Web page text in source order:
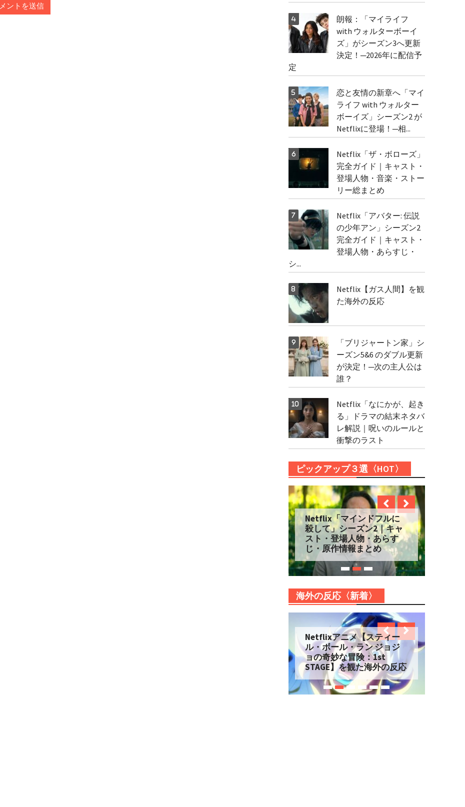
朗報：「マイライフ
with ウォルターボーイ
ズ」がシーズン3へ更新
決定！─2026年に配信予
定
恋と友情の新章へ「マイ
ライフ with ウォルター
ボーイズ」シーズン2 が
Netflixに登場！─相...
Netflix「ザ・ボローズ」
完全ガイド｜キャスト・
登場人物・音楽・ストー
リー総まとめ
Netflix「アバター: 伝説
の少年アン」シーズン2
完全ガイド｜キャスト・
登場人物・あらすじ・
シ...
Netflix【ガス人間】を観
た海外の反応
「ブリジャートン家」シ
ーズン5&6 のダブル更新
が決定！─次の主人公は
誰？
Netflix「なにかが、起き
る」ドラマの結末ネタバ
レ解説｜呪いのルールと
衝撃のラスト
ピックアップ３選〈HOT〉
Netflix「マインドフルに
殺して」シーズン2｜キャ
スト・登場人物・あらす
じ・原作情報まとめ
海外の反応〈新着〉
Netflixアニメ【スティー
ル・ボール・ラン ジョジ
ョの奇妙な冒険：1st
STAGE】を観た海外の反応